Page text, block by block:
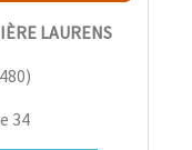
LAURENS
)
34